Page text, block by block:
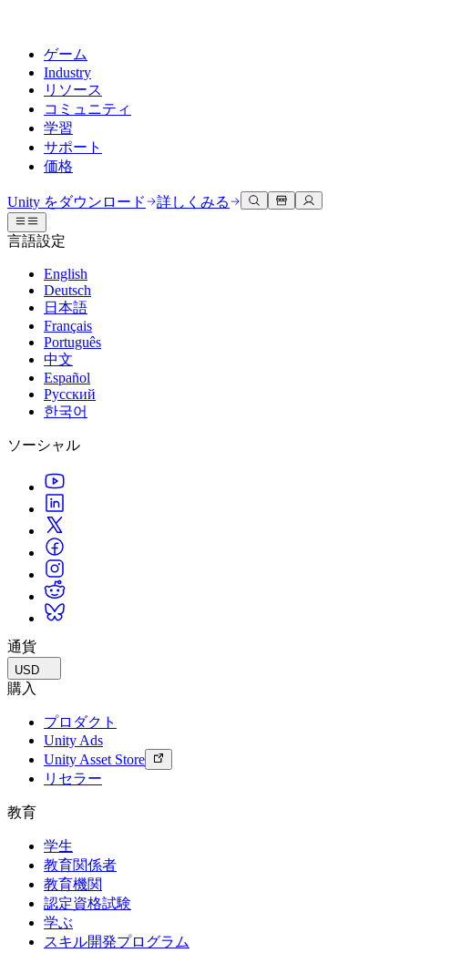
ゲーム
Industry
リソース
コミュニティ
学習
サポート
価格
Unityエンジン
任意のプラットフォーム向けに2Dおよび3Dゲームを構築
共同作業
チームでの共同作業と迅速なイテレーション
Unity をダウンロード
プランと価格
デプロイ
Unity がサポートする 25 以上のプラットフォームを見る
LiveOps
ローンチ後のインサイトとライブゲームオペレーション
成長
詳しく見る
発見され、モバイルユーザーを獲得する
ストアとD2C全体でIAPを管理
収益化
Unity で宣伝
Unity で収益化
活用事例
モバイルゲーム
Unity でモバイル向けヒット作を制作して成長させる
インディーゲーム
少人数のチームで大規模なゲームを開発する
XR ゲーム
XR ゲームを複数プラットフォーム向けにローンチする
3Dコラボレーション
リアルタイムで3Dプロジェクトを構築およびレビューする
没入型トレーニング
没入型環境でのトレーニング
顧客体験
インタラクティブな3D体験を作成する
業界
運用の卓越性を達成する
小売
店内体験をオンライン体験に変換する
自動車
イノベーションと車内体験を促進する
すべての業界を見る
ドキュメント
公式ユーザーマニュアルとAPIリファレンス
開発者ツール
リリースバージョンと問題追跡
ロードマップ
今後の機能をレビューする
技術用語のライブラリ
ケーススタディ
実際の成功事例
ベストプラクティスガイド
専門家のヒントとコツ
デモ
デモ、サンプル、ビルディングブロック
すべてのリソース
新機能
ブログ
更新情報、情報、技術的ヒント
お知らせ
ニュース、ストーリー、プレスセンター
ディスカッション
議論、問題解決、つながる
イベント
グローバルおよびローカルイベント
コミュニティストーリー
Made with Unity
Unityクリエイターの紹介
ライブストリーム
Unity Awards
世界中のUnityクリエイターを祝う
Unity Learn
無料でUnityスキルをマスターする
プロフェッショナルトレーニング
Unityトレーナーでチームをレベルアップ
Unity初心者向け
スタートガイド
学習を開始しましょう
Unity は初めてですか？旅を始めましょう
ハウツーガイド
実用的なヒントとベストプラクティス
教育
学生向け
キャリアをスタートさせる
教育を大幅に強化
教育機関向けライセンス
認定教材
Unityのマスタリーを証明する
ヘルプを得る
Unityで成功するためのサポート
Success Plan
専門的なサポートで目標を早く達成する
FAQ
よくある質問への回答
お問い合わせ
Unity をダウンロード 詳しくみる
言語設定
English
Deutsch
日本語
Français
Português
中文
Español
Русский
한국어
ソーシャル
通貨
USD
購入
プロダクト
Unity Ads
Unity Asset Store
リセラー
教育
学生
教育関係者
教育機関
認定資格試験
学ぶ
スキル開発プログラム